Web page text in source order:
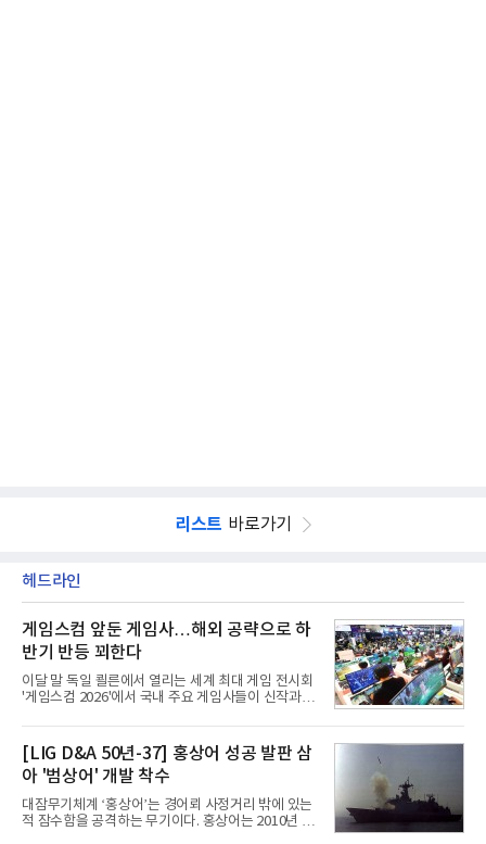
리스트 바로가기
헤드라인
게임스컴 앞둔 게임사…해외 공략으로 하
반기 반등 꾀한다
이달 말 독일 쾰른에서 열리는 세계 최대 게임 전시회
'게임스컴 2026'에서 국내 주요 게임사들이 신작과 글
체별로 엇갈린 가운데 하반기 신작 흥행과 해외 시장
성과가 실적을 좌우할 핵심 변수로 떠오르고 있다.8일
업계에 따르면 올해 상반기 게임업계는 기업별 성적
표가 크게 갈렸다. 대표적으로 크래프톤은 'PUBG: 배
틀그라운드'의 안정적인 성장에 힘입어 상반기 연결
기준 매출 2조6616억원, 영업이익 9725억원으로 역
대 최대 실적을 기록했다. 엔씨도 올해 출시한 '아이온
[LIG D&A 50년-37] 홍상어 성공 발판 삼
아 '범상어' 개발 착수
대잠무기체계 ‘홍상어’는 경어뢰 사정거리 밖에 있는
적 잠수함을 공격하는 무기이다. 홍상어는 2010년 넥